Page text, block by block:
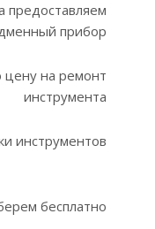
предоставляем
прибор
цену на ремонт
инструмента
инструментов
бесплатно